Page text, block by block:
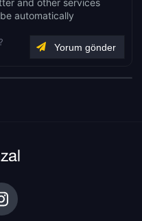
and other services
automatically